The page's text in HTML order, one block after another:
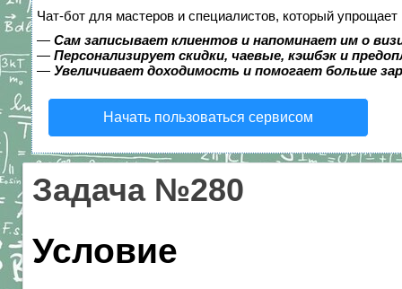
Чат-бот для мастеров и специалистов, который упрощает
— Сам записывает клиентов и напоминает им о
— Персонализирует скидки, чаевые, кэшбэк и
— Увеличивает доходимость и помогает больше
Начать пользоваться сервисом
Задача №280
Условие